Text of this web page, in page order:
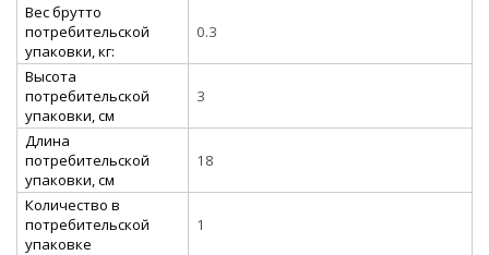
Вес брутто
потребительской
упаковки, кг:
0.3
Высота
потребительской
упаковки, см
3
Длина
потребительской
упаковки, см
18
Количество в
потребительской
упаковке
1